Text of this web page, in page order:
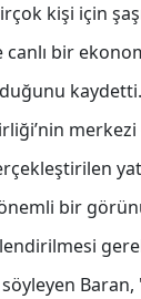
kişi için
bir
kaydetti.
bir